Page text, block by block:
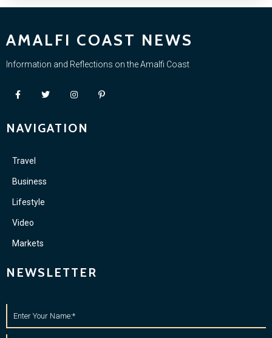
AMALFI COAST NEWS
Information and Reflections on the Amalfi Coast
NAVIGATION
Travel
Business
Lifestyle
Video
Markets
NEWSLETTER